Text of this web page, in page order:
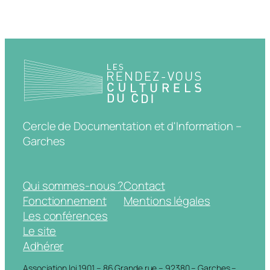
Cercle de Documentation et d'Information –
Garches
Qui sommes-nous ?
Fonctionnement
Les conférences
Le site
Adhérer
Contact
Mentions légales
Association loi 1901 – 86 Grande rue – 92380 – Garches –